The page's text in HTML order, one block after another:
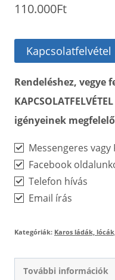
110.000Ft
Kapcsolatfelvétel
Rendeléshez, vegye
igényeinek
Messengeres
Facebook
Telefon hívás
Email írás
Kategóriák: Karos ládák,
További információk